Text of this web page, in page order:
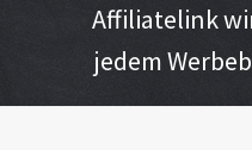
Affiliatelink
jedem